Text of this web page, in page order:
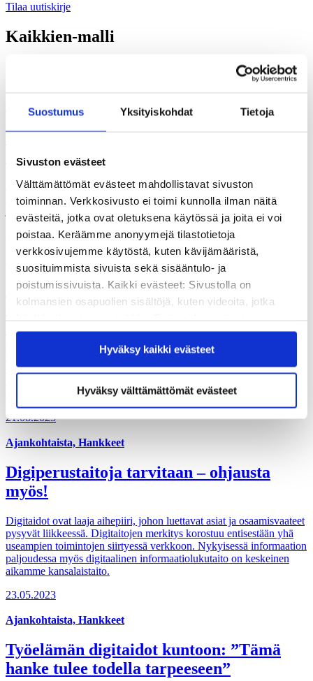
Suostumus Yksityiskohdat Tietoja
Sivuston evästeet
Välttämättömät evästeet mahdollistavat sivuston
toiminnan. Verkkosivusto ei toimi kunnolla ilman näitä
evästeitä, jotka ovat oletuksena käytössä ja joita ei voi
poistaa. Keräämme anonyymejä tilastotietoja
verkkosivujemme käytöstä, kuten kävijämääristä,
suosituimmista sivuista sekä sisääntulo- ja
poistumissivuista. Kaikki evästeet: Sivustolla on
kolmansien osapuolien sisältöjä, kuten videoita, jotka
saattaa estää näiden sisältöjen näkymisen.
Hyväksymällä kaikki evästeet varmistat, että kaikki
sisältö on käytettävissäsi.
Hyväksy kaikki evästeet
Hyväksy välttämättömät evästeet
Tilaa uutiskirje
Kaikkien-malli
Ajankohtaista, Hankkeet
Kvs-säätiö (suurten ja pienten)
innovaatioiden äärellä
Innovaatiot-sivuillamme esittelemme hankkeissamme syntyneitä
keksintöjä. Jotkin keksinnöt ovat pieniä ja koskevat tietyn asian
22.07.2024
Ajankohtaista, Hankkeet
”Ei pelkkä pedagoginen viitekehys, vaan
se toimii oikeasti” – Kaikkien-malli
henkilökohtaistaa digiohjauksen
Työelämän digitaidot kuntoon -hankkeessa tuettiin arjessa, työssä ja
opinnoissa pärjäämistä oppijalähtöisesti. Kokemus kouluttajana
organisaatioille arvokasta oppia.
21.08.2023
Ajankohtaista, Hankkeet
Digiperustaitoja tarvitaan – ohjausta
myös!
Digitaidot ovat laaja aihepiiri, johon luettavat asiat ja osaamisvaateet
pysyvät liikkeessä. Digitaitojen merkitys korostuu entisestään yhä
useampien toimintojen siirtyessä verkkoon. Nykyisessä informaation
paljoudessa myös digitaalinen informaatiolukutaito on keskeinen
aikamme kansalaistaito.
23.05.2023
Ajankohtaista, Hankkeet
Työelämän digitaidot kuntoon: ”Tämä
hanke tulee todella tarpeeseen”